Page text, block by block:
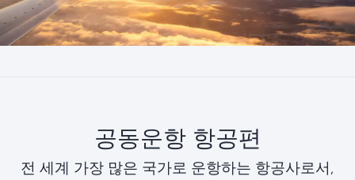
공동운항 항공편
전 세계 가장 많은 국가로 운항하는 항공사로서,